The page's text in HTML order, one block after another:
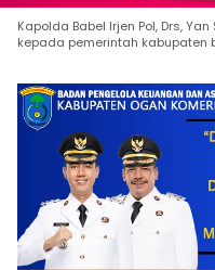
Kapolda Babel Irjen Pol, Drs,
kepada pemerintah kabupaten